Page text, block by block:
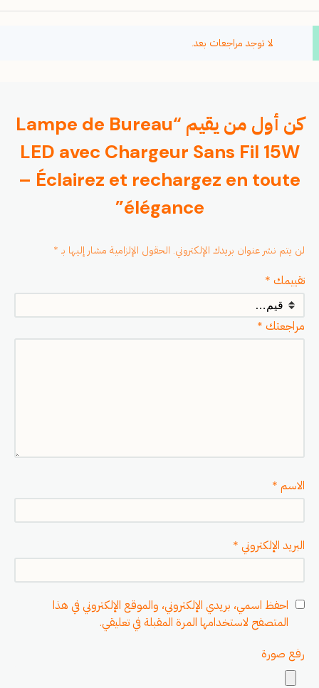
لا توجد مراجعات بعد.
كن أول من يقيم “Lampe de Bureau
LED avec Chargeur Sans Fil 15W
– Éclairez et rechargez en toute
élégance”
لن يتم نشر عنوان بريدك الإلكتروني. الحقول الإلزامية مشار إليها بـ *
تقييمك *
مراجعتك *
الاسم *
البريد الإلكتروني *
احفظ اسمي، بريدي الإلكتروني، والموقع الإلكتروني في هذا
المتصفح لاستخدامها المرة المقبلة في تعليقي.
رفع صورة